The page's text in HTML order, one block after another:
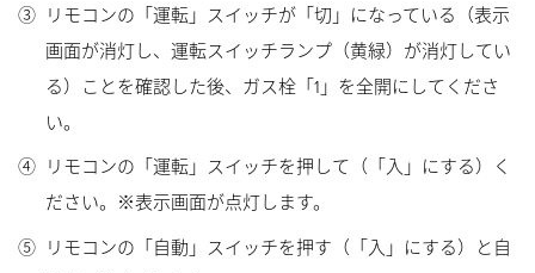
③ リモコンの「運転」スイッチが「切」になっている（表示
画面が消灯し、運転スイッチランプ（黄緑）が消灯してい
る）ことを確認した後、ガス栓「1」を全開にしてくださ
い。
④ リモコンの「運転」スイッチを押して（「入」にする）く
ださい。※表示画面が点灯します。
⑤ リモコンの「自動」スイッチを押す（「入」にする）と自